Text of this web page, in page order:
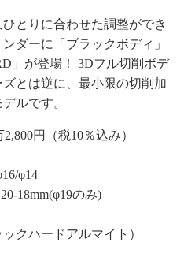
とりに合わせた調整ができ
ダーに「ブラックボディ」
」が登場！ 3Dフル切削ボデ
とは逆に、最小限の切削加
ルです。
2,800円（税10％込み）
φ14
18mm(φ19のみ)
クハードアルマイト）